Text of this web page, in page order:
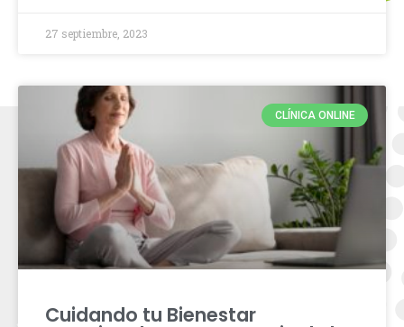
27 septiembre, 2023
CLÍNICA ONLINE
Cuidando tu Bienestar